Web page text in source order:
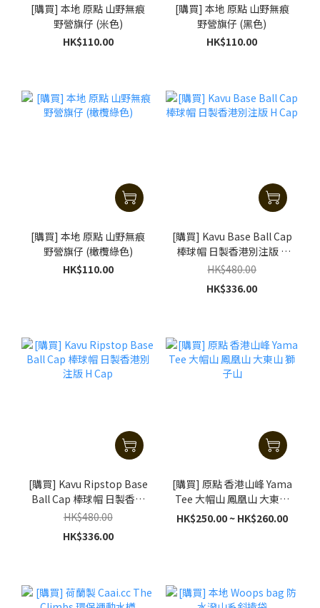
[購買] 本地 原點 山野無痕
野營旗仔 (米色)
HK$110.00
[購買] 本地 原點 山野無痕
野營旗仔 (黑色)
HK$110.00
[購買] 本地 原點 山野無痕
野營旗仔 (橄欖綠色)
HK$110.00
[購買] Kavu Base Ball Cap
棒球帽 日製香港別注版 H
Cap
HK$480.00
HK$336.00
[購買] Kavu Ripstop Base
Ball Cap 棒球帽 日製香港
別注版 H Cap
HK$480.00
HK$336.00
[購買] 原點 香港山峰 Yama
Tee 大帽山 鳳凰山 大東山
獅子山
HK$250.00 ~ HK$260.00